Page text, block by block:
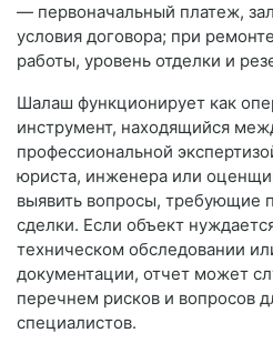
— первоначальный платеж,
условия договора; при
работы, уровень отделки и
Шалаш функционирует как
инструмент, находящийся
профессиональной
юриста, инженера или
выявить вопросы, требующие
сделки. Если объект
техническом обследовании
документации, отчет может
перечнем рисков и вопросов
специалистов.